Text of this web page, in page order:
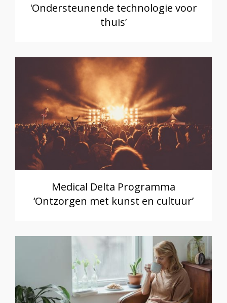
'Ondersteunende technologie voor
thuis’
Medical Delta Programma
‘Ontzorgen met kunst en cultuur’